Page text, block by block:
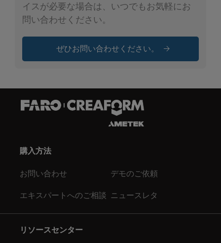
イスが必要な場合は、いつでもお気軽にお
問い合わせください。
ぜひお問い合わせください。
購入方法
お問い合わせ デモのご依頼
エキスパートへのご相談 ニュースレタ
リソースセンター